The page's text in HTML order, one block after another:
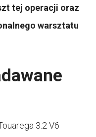
tej operacji oraz
warsztatu
3.2 V6